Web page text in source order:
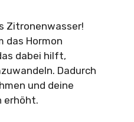
Zitronenwasser!
das Hormon
dabei hilft,
Dadurch
und deine
erhöht.